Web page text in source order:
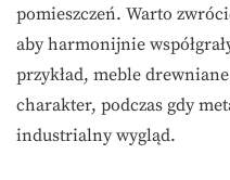
pomieszczeń. Warto
aby harmonijnie
przykład, meble
charakter, podczas gdy
industrialny wygląd.